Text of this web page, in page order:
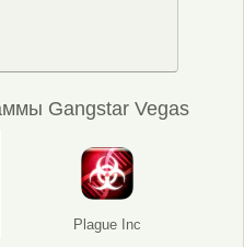
Gangstar Vegas
Plague Inc